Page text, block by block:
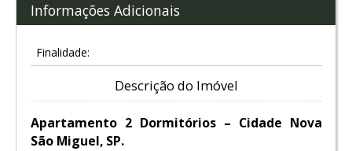
Informações Adicionais
Finalidade:
Descrição do Imóvel
Apartamento 2 Dormitórios – Cidade Nova
São Miguel, SP.